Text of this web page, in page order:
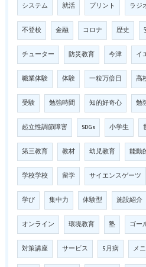
システム 就活 プリント ラジ
不登校 金融 コロナ 歴史
チューター 防災教育 今津 イ
職業体験 体験 一粒万倍日 高
受験 勉強時間 知的好奇心 勉
起立性調節障害 SDGs 小学生
第三教育 教材 幼児教育 能動
学校学校 留学 サイエンスゲーツ
学び 集中力 体験型 施設紹介
オンライン 環境教育 塾 ゴー
対策講座 サービス 5月病 メ